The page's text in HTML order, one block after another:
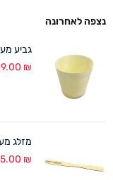
נצפה לאחרונה
גביע מעץ מיני 6/
₪
מזלג מעץ
5.00 ₪